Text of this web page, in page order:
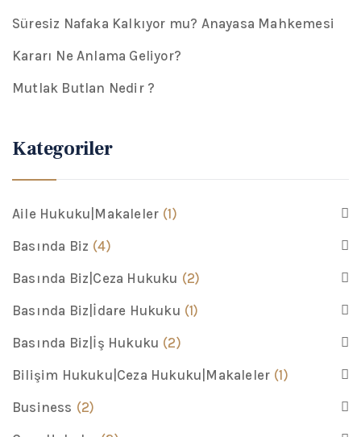
Süresiz Nafaka Kalkıyor mu? Anayasa Mahkemesi
Kararı Ne Anlama Geliyor?
Mutlak Butlan Nedir ?
Kategoriler
Aile Hukuku|Makaleler (1)
Basında Biz (4)
Basında Biz|Ceza Hukuku (2)
Basında Biz|İdare Hukuku (1)
Basında Biz|İş Hukuku (2)
Bilişim Hukuku|Ceza Hukuku|Makaleler (1)
Business (2)